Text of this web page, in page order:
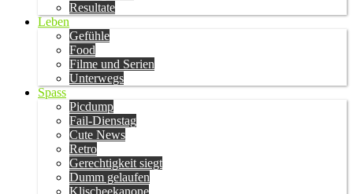
Resultate
Leben
Gefühle
Food
Filme und Serien
Unterwegs
Spass
Picdump
Fail-Dienstag
Cute News
Retro
Gerechtigkeit siegt
Dumm gelaufen
Klischeekanone